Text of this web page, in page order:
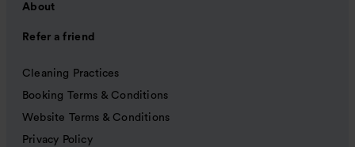
About
Refer a friend
Cleaning Practices
Booking Terms & Conditions
Website Terms & Conditions
Privacy Policy